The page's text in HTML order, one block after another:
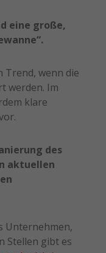
eine große,
Trend, wenn die
werden. Im
klare
des
aktuellen
Unternehmen,
Stellen gibt es